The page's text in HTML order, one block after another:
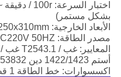
بشكل مستمر)
الأبعاد الخارجية: 970x250x310mm
مصدر الطاقة: AC220V 50HZ
أستم 1422/1423 دين 53832 إوتو 25-70
اكسسوارات: خط الطاقة 1 قطع، عدسة مكبرة، تحليل إبرة